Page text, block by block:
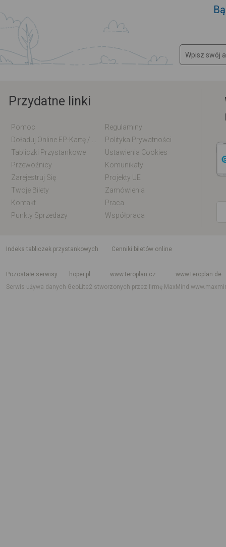
Przydatne linki
Pomoc
Regulaminy
Polityka Prywatności
Tabliczki Przystankowe
Ustawienia Cookies
Przewoźnicy
Komunikaty
Zarejestruj Się
Projekty UE
Twoje Bilety
Zamówienia
Kontakt
Praca
Punkty Sprzedaży
Współpraca
indeks tabliczek przystankowych
Cenniki biletów online
Pozostałe serwisy
hoper.pl www.teroplan.cz
www.teroplan.de
Serwis używa danych GeoLite2 stworzonych przez firmę MaxMind